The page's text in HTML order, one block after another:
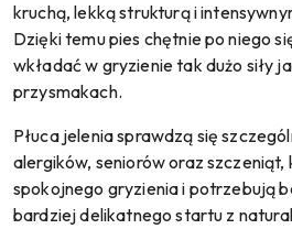
kruchą, lekką strukturą i
Dzięki temu pies chętnie po niego
wkładać w gryzienie tak dużo siły
przysmakach.
Płuca jelenia sprawdzą się
alergików, seniorów oraz szczeniąt,
spokojnego gryzienia i potrzebują
bardziej delikatnego startu z